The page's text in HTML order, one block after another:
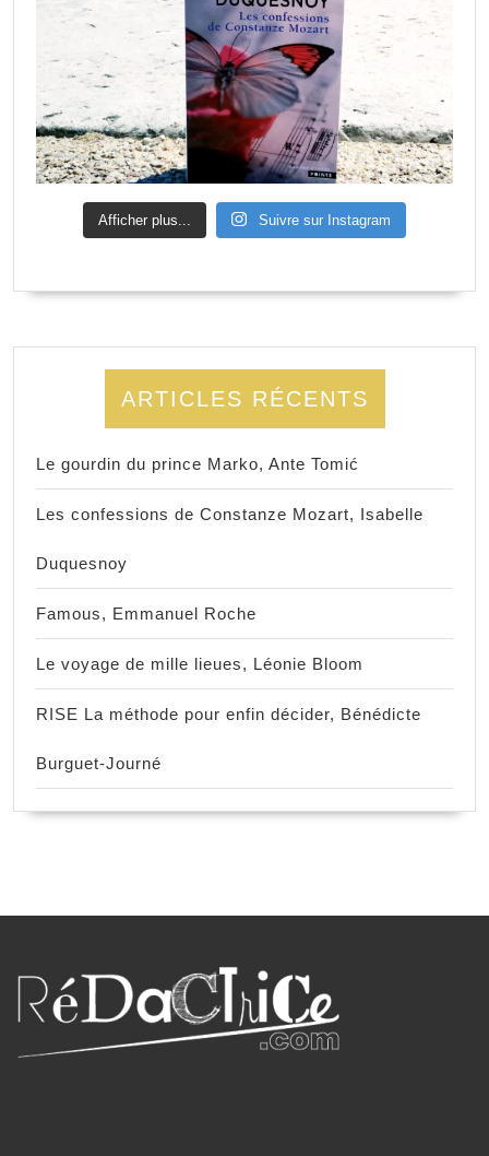
Afficher plus... Suivre sur Instagram
ARTICLES RÉCENTS
Le gourdin du prince Marko, Ante Tomić
Les confessions de Constanze Mozart, Isabelle
Duquesnoy
Famous, Emmanuel Roche
Le voyage de mille lieues, Léonie Bloom
RISE La méthode pour enfin décider, Bénédicte
Burguet-Journé